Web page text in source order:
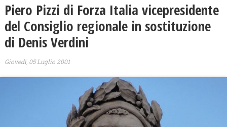
Piero Pizzi di Forza Italia vicepresidente
del Consiglio regionale in sostituzione
di Denis Verdini
Giovedì, 05 Luglio 2001